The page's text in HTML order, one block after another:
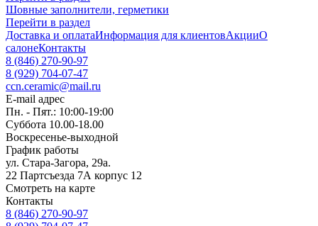
Шовные заполнители, герметики
Перейти в раздел
Доставка и оплатаИнформация для клиентовАкцииО
салонеКонтакты
8 (846) 270-90-97
8 (929) 704-07-47
ccn.ceramic@mail.ru
E-mail адрес
Пн. - Пят.: 10:00-19:00
Суббота 10.00-18.00
Воскресенье-выходной
График работы
ул. Стара-Загора, 29а.
22 Партсъезда 7А корпус 12
Смотреть на карте
Контакты
8 (846) 270-90-97